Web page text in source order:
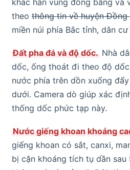
theo thông tin về huyện Đồng
miền núi phía Bắc tỉnh, dân
Đất pha đá và độ dốc. Nhà
dốc, ống thoát đi theo độ
nước phía trên dồn xuống
dưới. Camera dò giúp xác
thống dốc phức tạp này.
Nước giếng khoan khoáng
giếng khoan có sắt, canxi,
bị cặn khoáng tích tụ dần sau